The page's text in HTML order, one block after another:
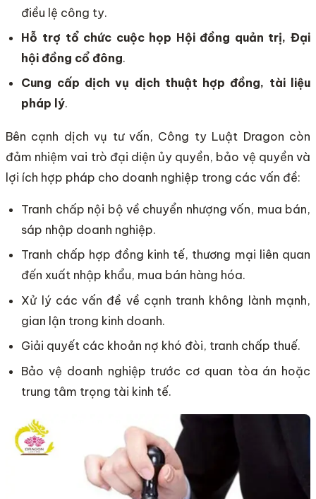
điều lệ công ty.
Hỗ trợ tổ chức cuộc họp Hội đồng quản trị, Đại
hội đồng cổ đông.
Cung cấp dịch vụ dịch thuật hợp đồng, tài liệu
pháp lý.
Bên cạnh dịch vụ tư vấn, Công ty Luật Dragon còn
đảm nhiệm vai trò đại diện ủy quyền, bảo vệ quyền và
lợi ích hợp pháp cho doanh nghiệp trong các vấn đề:
Tranh chấp nội bộ về chuyển nhượng vốn, mua bán,
sáp nhập doanh nghiệp.
Tranh chấp hợp đồng kinh tế, thương mại liên quan
đến xuất nhập khẩu, mua bán hàng hóa.
Xử lý các vấn đề về cạnh tranh không lành mạnh,
gian lận trong kinh doanh.
Giải quyết các khoản nợ khó đòi, tranh chấp thuế.
Bảo vệ doanh nghiệp trước cơ quan tòa án hoặc
trung tâm trọng tài kinh tế.